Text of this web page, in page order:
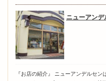
ニューアンデ
『お店の紹介』 ニューアンデルセ